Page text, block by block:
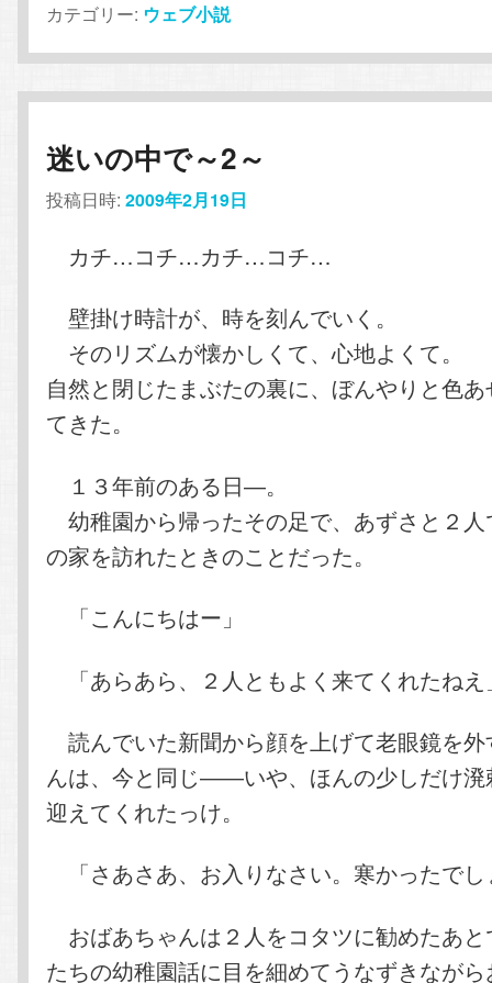
カテゴリー: ウェブ小説
迷いの中で～2～
投稿日時:2009年2月19日
カチ…コチ…カチ…コチ…
壁掛け時計が、時を刻んでいく。
そのリズムが懐かしくて、心地よくて。
自然と閉じたまぶたの裏に、ぼんやりと色
てきた。
１３年前のある日―。
幼稚園から帰ったその足で、あずさと２
の家を訪れたときのことだった。
「こんにちはー」
「あらあら、２人ともよく来てくれたねえ
読んでいた新聞から顔を上げて老眼鏡を
んは、今と同じ――いや、ほんの少しだけ溌
迎えてくれたっけ。
「さあさあ、お入りなさい。寒かったでし
おばあちゃんは２人をコタツに勧めたあ
たちの幼稚園話に目を細めてうなずきなが